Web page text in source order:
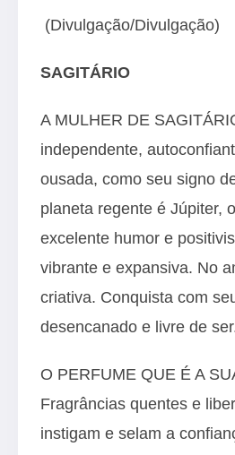
(Divulgação/Divulgação)
SAGITÁRIO
A MULHER DE
independente,
ousada, como seu signo
planeta regente é Júpiter,
excelente humor e
vibrante e expansiva. No
criativa. Conquista com
desencanado e livre de
O PERFUME QUE É A
Fragrâncias quentes e
instigam e selam a